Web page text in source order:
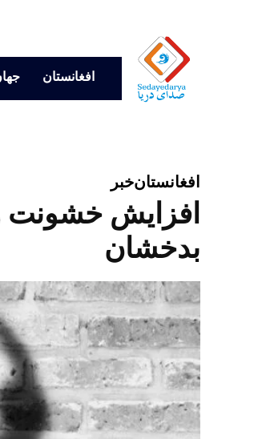
افغانستان
افغانستانخبر
افزایش خشونت
بدخشان